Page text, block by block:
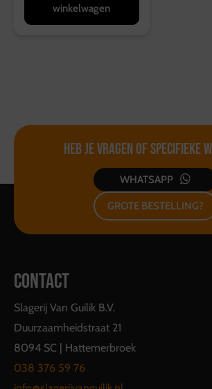
winkelwagen
Heb je vragen ofspecifieke
WHATSAPP
GROTE BESTELLING?
CONTACT
Slagerij Van Guilik B.V.
Duurzaamheidstraat 21
8094 SC | Hattemerbroek
038 376 59 76